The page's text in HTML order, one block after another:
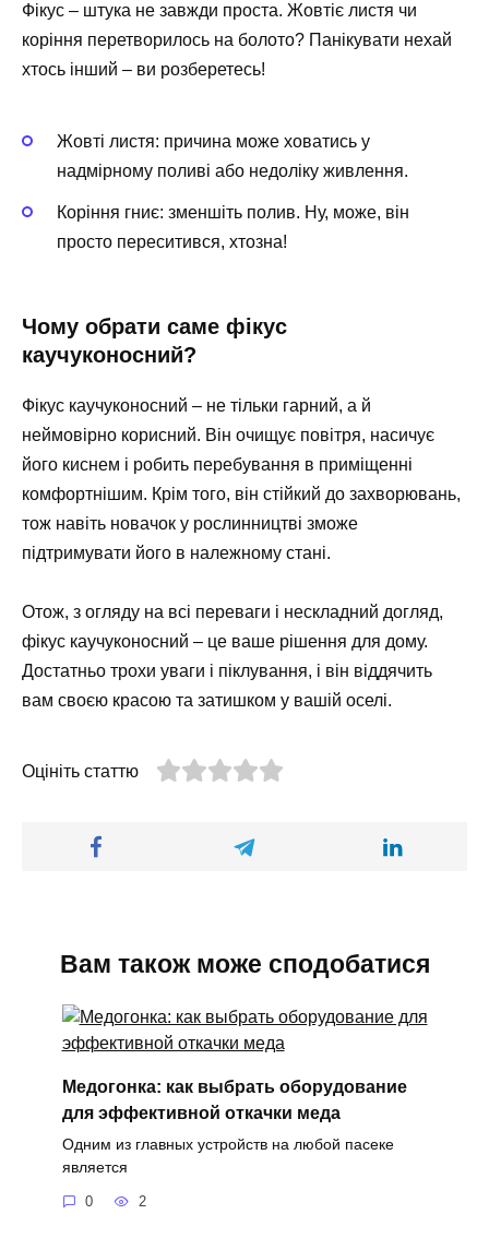
Фікус – штука не завжди проста. Жовтіє листя чи
коріння перетворилось на болото? Панікувати нехай
хтось інший – ви розберетесь!
Жовті листя: причина може ховатись у
надмірному поливі або недоліку живлення.
Коріння гниє: зменшіть полив. Ну, може, він
просто переситився, хтозна!
Чому обрати саме фікус
каучуконосний?
Фікус каучуконосний – не тільки гарний, а й
неймовірно корисний. Він очищує повітря, насичує
його киснем і робить перебування в приміщенні
комфортнішим. Крім того, він стійкий до захворювань,
тож навіть новачок у рослинництві зможе
підтримувати його в належному стані.
Отож, з огляду на всі переваги і нескладний догляд,
фікус каучуконосний – це ваше рішення для дому.
Достатньо трохи уваги і піклування, і він віддячить
вам своєю красою та затишком у вашій оселі.
Оцініть статтю
Вам також може сподобатися
Медогонка: как выбрать оборудование
для эффективной откачки меда
Одним из главных устройств на любой пасеке
является
0 2